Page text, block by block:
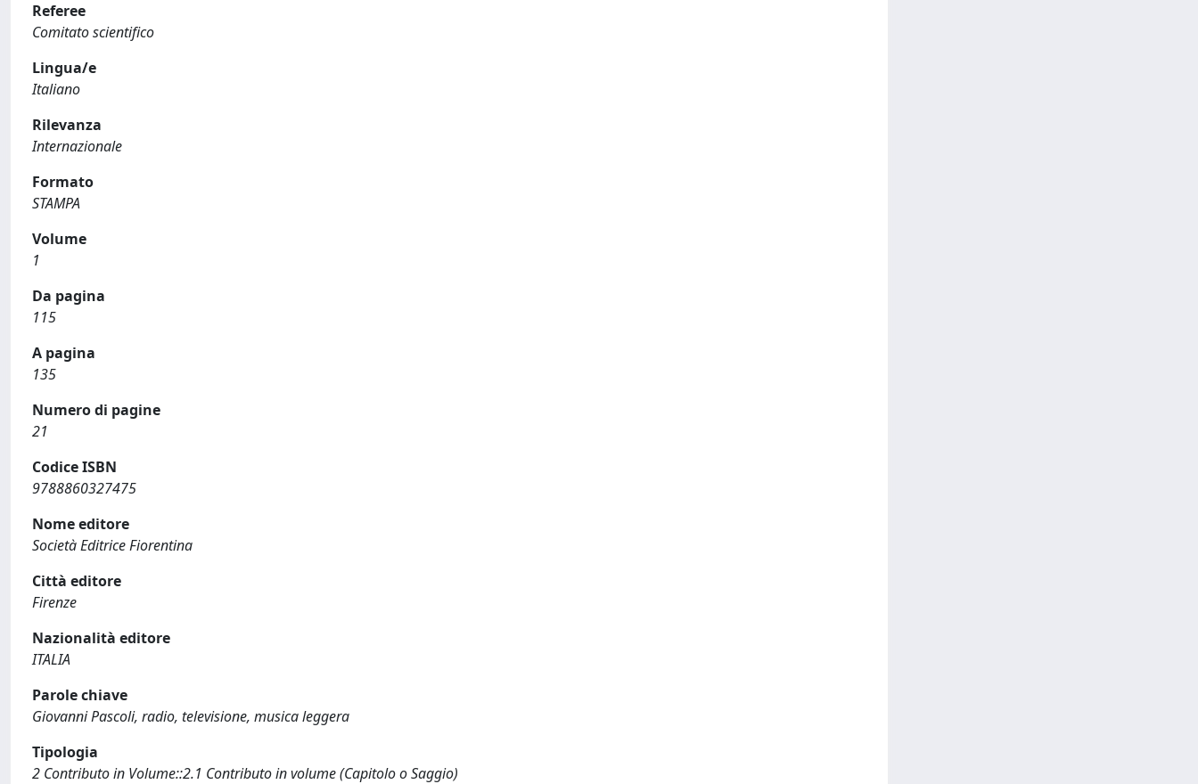
Referee
Comitato scientifico
Lingua/e
Italiano
Rilevanza
Internazionale
Formato
STAMPA
Volume
1
Da pagina
115
A pagina
135
Numero di pagine
21
Codice ISBN
9788860327475
Nome editore
Società Editrice Fiorentina
Città editore
Firenze
Nazionalità editore
ITALIA
Parole chiave
Giovanni Pascoli, radio, televisione, musica leggera
Tipologia
2 Contributo in Volume::2.1 Contributo in volume (Capitolo o Saggio)